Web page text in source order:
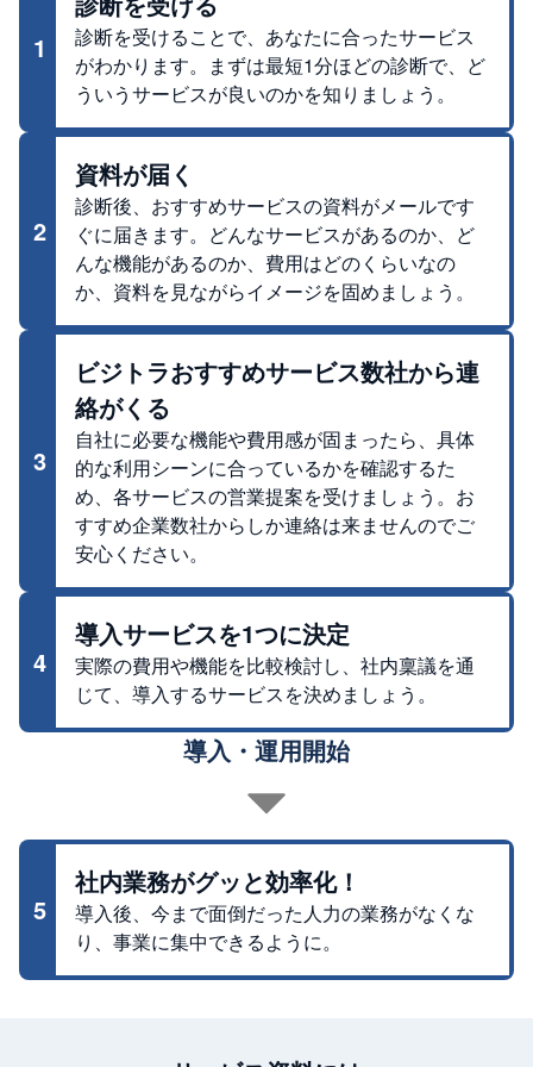
1
診断を受けることで、あなたに合ったサービス
がわかります。まずは最短1分ほどの診断で、ど
ういうサービスが良いのかを知りましょう。
2
資料が届く
診断後、おすすめサービスの資料がメールです
ぐに届きます。どんなサービスがあるのか、ど
んな機能があるのか、費用はどのくらいなの
か、資料を見ながらイメージを固めましょう。
3
ビジトラおすすめサービス数社から連
絡がくる
自社に必要な機能や費用感が固まったら、具体
的な利用シーンに合っているかを確認するた
め、各サービスの営業提案を受けましょう。お
すすめ企業数社からしか連絡は来ませんのでご
安心ください。
4
導入サービスを1つに決定
実際の費用や機能を比較検討し、社内稟議を通
じて、導入するサービスを決めましょう。
導入・運用開始
5
社内業務がグッと効率化！
導入後、今まで面倒だった人力の業務がなくな
り、事業に集中できるように。